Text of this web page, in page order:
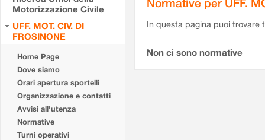
Motorizzazione Civile
UFF. MOT. CIV. DI
FROSINONE
Home Page
Dove siamo
Orari apertura sportelli
Organizzazione e contatti
Avvisi all'utenza
Normative
Turni operativi
In questa pagina puoi
Non ci sono normative